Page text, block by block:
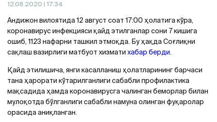
12.08.2020 | 17:34
Aндижон вилоятида 12 август соат 17:00 ҳолатига кўра,
коронавирус инфекцияси қайд этилганлар сони 7 кишига
ошиб, 1123 нафарни ташкил этмоқда. Бу ҳақда Соғлиқни
сақлаш вазирлиги матбуот хизмати хабар берди.
Қайд этилишича, янги касалланиш ҳолатларининг барчаси
тана ҳарорати кўтарилганлиги сабабли профилактика
мақсадида ҳамда коронавирусга чалинган беморлар билан
мулоқотда бўлганлиги сабабли намуна олинган фуқаролар
орасида аниқланган.